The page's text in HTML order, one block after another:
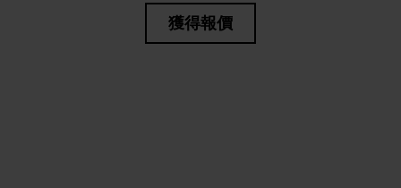
獲得報價